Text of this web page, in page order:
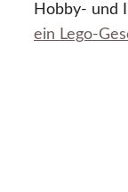
Hobby- und
ein Lego-